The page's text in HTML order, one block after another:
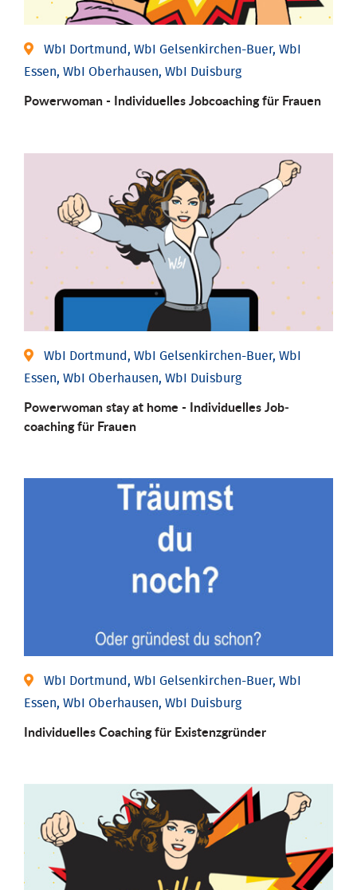
WbI Dortmund, WbI Gelsenkirchen-Buer, WbI
Essen, WbI Oberhausen, WbI Duisburg
Powerwoman - Individu­elles Job­coaching für Frauen
WbI Dortmund, WbI Gelsenkirchen-Buer, WbI
Essen, WbI Oberhausen, WbI Duisburg
Powerwoman stay at home - Individu­elles Job­
coaching für Frauen
WbI Dortmund, WbI Gelsenkirchen-Buer, WbI
Essen, WbI Oberhausen, WbI Duisburg
Individu­elles Coaching für Existenz­gründer